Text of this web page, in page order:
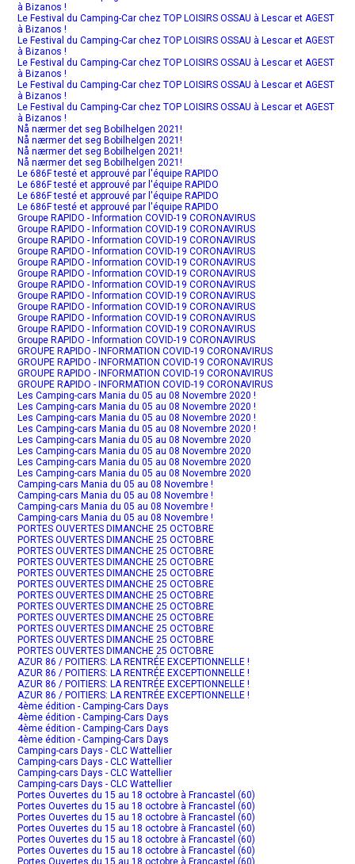
à Bizanos !
Le Festival du Camping-Car chez TOP LOISIRS OSSAU à Lescar et AGEST
à Bizanos !
Le Festival du Camping-Car chez TOP LOISIRS OSSAU à Lescar et AGEST
à Bizanos !
Le Festival du Camping-Car chez TOP LOISIRS OSSAU à Lescar et AGEST
à Bizanos !
Le Festival du Camping-Car chez TOP LOISIRS OSSAU à Lescar et AGEST
à Bizanos !
Le Festival du Camping-Car chez TOP LOISIRS OSSAU à Lescar et AGEST
à Bizanos !
Nå nærmer det seg Bobilhelgen 2021!
Nå nærmer det seg Bobilhelgen 2021!
Nå nærmer det seg Bobilhelgen 2021!
Nå nærmer det seg Bobilhelgen 2021!
Le 686F testé et approuvé par l'équipe RAPIDO
Le 686F testé et approuvé par l'équipe RAPIDO
Le 686F testé et approuvé par l'équipe RAPIDO
Le 686F testé et approuvé par l'équipe RAPIDO
Groupe RAPIDO - Information COVID-19 CORONAVIRUS
Groupe RAPIDO - Information COVID-19 CORONAVIRUS
Groupe RAPIDO - Information COVID-19 CORONAVIRUS
Groupe RAPIDO - Information COVID-19 CORONAVIRUS
Groupe RAPIDO - Information COVID-19 CORONAVIRUS
Groupe RAPIDO - Information COVID-19 CORONAVIRUS
Groupe RAPIDO - Information COVID-19 CORONAVIRUS
Groupe RAPIDO - Information COVID-19 CORONAVIRUS
Groupe RAPIDO - Information COVID-19 CORONAVIRUS
Groupe RAPIDO - Information COVID-19 CORONAVIRUS
Groupe RAPIDO - Information COVID-19 CORONAVIRUS
Groupe RAPIDO - Information COVID-19 CORONAVIRUS
GROUPE RAPIDO - INFORMATION COVID-19 CORONAVIRUS
GROUPE RAPIDO - INFORMATION COVID-19 CORONAVIRUS
GROUPE RAPIDO - INFORMATION COVID-19 CORONAVIRUS
GROUPE RAPIDO - INFORMATION COVID-19 CORONAVIRUS
Les Camping-cars Mania du 05 au 08 Novembre 2020 !
Les Camping-cars Mania du 05 au 08 Novembre 2020 !
Les Camping-cars Mania du 05 au 08 Novembre 2020 !
Les Camping-cars Mania du 05 au 08 Novembre 2020 !
Les Camping-cars Mania du 05 au 08 Novembre 2020
Les Camping-cars Mania du 05 au 08 Novembre 2020
Les Camping-cars Mania du 05 au 08 Novembre 2020
Les Camping-cars Mania du 05 au 08 Novembre 2020
Camping-cars Mania du 05 au 08 Novembre !
Camping-cars Mania du 05 au 08 Novembre !
Camping-cars Mania du 05 au 08 Novembre !
Camping-cars Mania du 05 au 08 Novembre !
PORTES OUVERTES DIMANCHE 25 OCTOBRE
PORTES OUVERTES DIMANCHE 25 OCTOBRE
PORTES OUVERTES DIMANCHE 25 OCTOBRE
PORTES OUVERTES DIMANCHE 25 OCTOBRE
PORTES OUVERTES DIMANCHE 25 OCTOBRE
PORTES OUVERTES DIMANCHE 25 OCTOBRE
PORTES OUVERTES DIMANCHE 25 OCTOBRE
PORTES OUVERTES DIMANCHE 25 OCTOBRE
PORTES OUVERTES DIMANCHE 25 OCTOBRE
PORTES OUVERTES DIMANCHE 25 OCTOBRE
PORTES OUVERTES DIMANCHE 25 OCTOBRE
PORTES OUVERTES DIMANCHE 25 OCTOBRE
AZUR 86 / POITIERS: LA RENTRÉE EXCEPTIONNELLE !
AZUR 86 / POITIERS: LA RENTRÉE EXCEPTIONNELLE !
AZUR 86 / POITIERS: LA RENTRÉE EXCEPTIONNELLE !
AZUR 86 / POITIERS: LA RENTRÉE EXCEPTIONNELLE !
4ème édition - Camping-Cars Days
4ème édition - Camping-Cars Days
4ème édition - Camping-Cars Days
4ème édition - Camping-Cars Days
Camping-cars Days - CLC Wattellier
Camping-cars Days - CLC Wattellier
Camping-cars Days - CLC Wattellier
Camping-cars Days - CLC Wattellier
Portes Ouvertes du 15 au 18 octobre à Francastel (60)
Portes Ouvertes du 15 au 18 octobre à Francastel (60)
Portes Ouvertes du 15 au 18 octobre à Francastel (60)
Portes Ouvertes du 15 au 18 octobre à Francastel (60)
Portes Ouvertes du 15 au 18 octobre à Francastel (60)
Portes Ouvertes du 15 au 18 octobre à Francastel (60)
Portes Ouvertes du 15 au 18 octobre à Francastel (60)